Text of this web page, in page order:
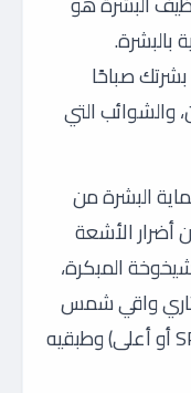
بالبشرة.
صباحًا
والشوائب التي
البشرة من
الأشعة
المبكرة،
واقي شمس
بمعامل حماية مناسب (SPF 30 أو أعلى) وطبقيه